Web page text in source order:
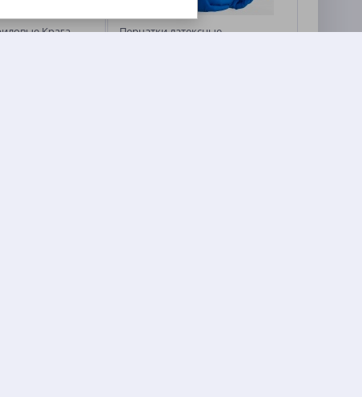
Крага
Перчатки латексные